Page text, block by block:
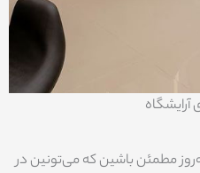
آرایشگاه
مطمئن باشین که می‌تونین در